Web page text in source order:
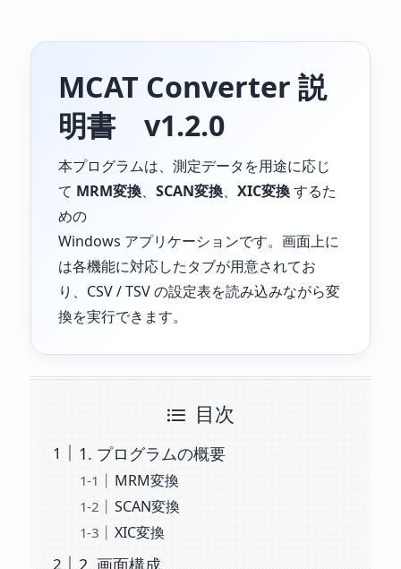
MCAT Converter 説
明書 v1.2.0
本プログラムは、測定データを用途に応じ
て MRM変換、 SCAN変換、 XIC変換するた
めの
Windows アプリケーションです。画面上に
は各機能に対応したタブが用意されてお
り、CSV / TSV の設定表を読み込みながら変
換を実行できます。
目次
1. プログラムの概要
MRM変換
SCAN変換
XIC変換
2. 画面構成